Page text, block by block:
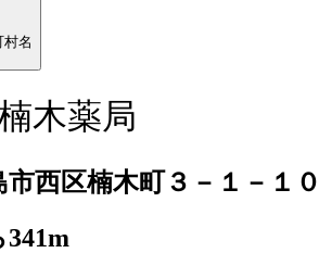
名
木薬局
市西区楠木町３－１－１０